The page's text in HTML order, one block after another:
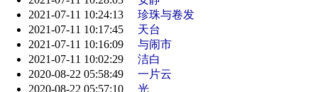
2021-07-11 10:24:13
珍珠与卷发
2021-07-11 10:17:45
天台
2021-07-11 10:16:09
与闹市
2021-07-11 10:02:29
洁白
2020-08-22 05:58:49
一片云
2020-08-22 05:57:10
光